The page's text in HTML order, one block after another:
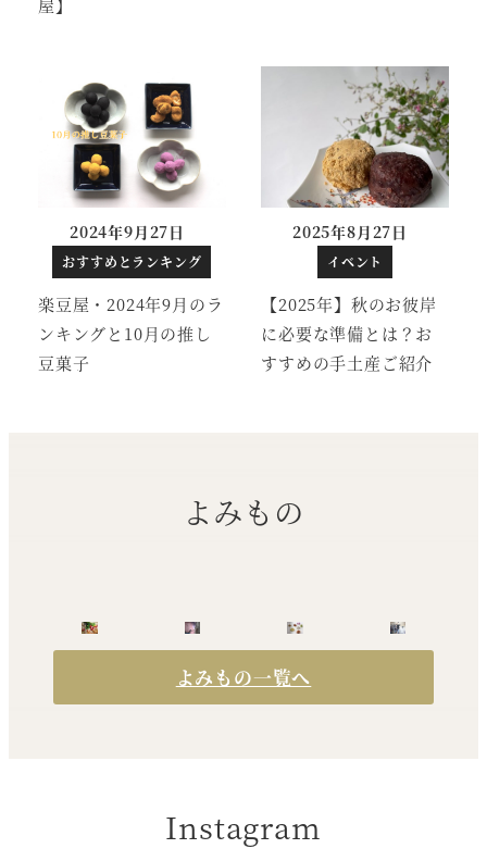
屋】
楽豆屋・2024年9月のラ
ンキングと10月の推し
豆菓子
投稿日
2024年9月27日
おすすめとランキング
【2025年】秋のお彼岸
に必要な準備とは？お
すすめの手土産ご紹介
投稿日
2025年8月27日
イベント
よみもの
よみもの一覧へ
Instagram